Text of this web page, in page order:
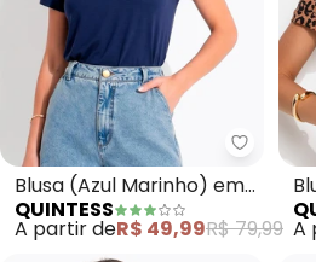
Blusa (Azul Marinho) em
Malha de Viscose
QUINTESS
A partir deR$ 49,99R$ 79,99 A